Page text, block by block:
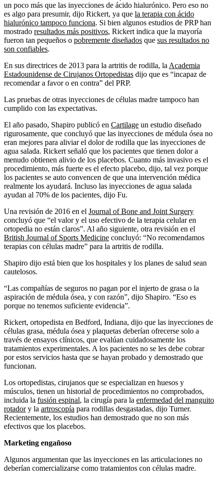
un poco más que las inyecciones de ácido hialurónico. Pero eso no
es algo para presumir, dijo Rickert, ya que la terapia con ácido
hialurónico tampoco funciona. Si bien algunos estudios de PRP han
mostrado resultados más positivos, Rickert indica que la mayoría
fueron tan pequeños o pobremente diseñados que sus resultados no
son confiables.
En sus directrices de 2013 para la artritis de rodilla, la Academia
Estadounidense de Cirujanos Ortopedistas dijo que es “incapaz de
recomendar a favor o en contra” del PRP.
Las pruebas de otras inyecciones de células madre tampoco han
cumplido con las expectativas.
El año pasado, Shapiro publicó en Cartilage un estudio diseñado
rigurosamente, que concluyó que las inyecciones de médula ósea no
eran mejores para aliviar el dolor de rodilla que las inyecciones de
agua salada. Rickert señaló que los pacientes que tienen dolor a
menudo obtienen alivio de los placebos. Cuanto más invasivo es el
procedimiento, más fuerte es el efecto placebo, dijo, tal vez porque
los pacientes se auto convencen de que una intervención médica
realmente los ayudará. Incluso las inyecciones de agua salada
ayudan al 70% de los pacientes, dijo Fu.
Una revisión de 2016 en el Journal of Bone and Joint Surgery
concluyó que “el valor y el uso efectivo de la terapia celular en
ortopedia no están claros”. Al año siguiente, otra revisión en el
British Journal of Sports Medicine concluyó: “No recomendamos
terapias con células madre” para la artritis de rodilla.
Shapiro dijo está bien que los hospitales y los planes de salud sean
cautelosos.
“Las compañías de seguros no pagan por el injerto de grasa o la
aspiración de médula ósea, y con razón”, dijo Shapiro. “Eso es
porque no tenemos suficiente evidencia”.
Rickert, ortopedista en Bedford, Indiana, dijo que las inyecciones de
células grasa, médula ósea y plaquetas deberían ofrecerse solo a
través de ensayos clínicos, que evalúan cuidadosamente los
tratamientos experimentales. A los pacientes no se les debe cobrar
por estos servicios hasta que se hayan probado y demostrado que
funcionan.
Los ortopedistas, cirujanos que se especializan en huesos y
músculos, tienen un historial de procedimientos no comprobados,
incluida la fusión espinal, la cirugía para la enfermedad del manguito
rotadory la artroscopía para rodillas desgastadas, dijo Turner.
Recientemente, los estudios han demostrado que no son más
efectivos que los placebos.
Marketing engañoso
Algunos argumentan que las inyecciones en las articulaciones no
deberían comercializarse como tratamientos con células madre.